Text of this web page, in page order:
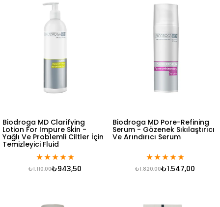
Biodroga MD Clarifying
Lotion For Impure Skin -
Yağlı Ve Problemli Ciltler İçin
Temizleyici Fluid
★★★★★
₺943,50
₺1.110,00
Biodroga MD Pore-Refining
Serum - Gözenek Sıkılaştırıcı
Ve Arındırıcı Serum
★★★★★
₺1.547,00
₺1.820,00